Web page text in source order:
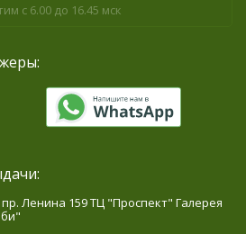
с 6.00 до 16.45 мск
пр. Ленина 159 ТЦ "Проспект" Галерея